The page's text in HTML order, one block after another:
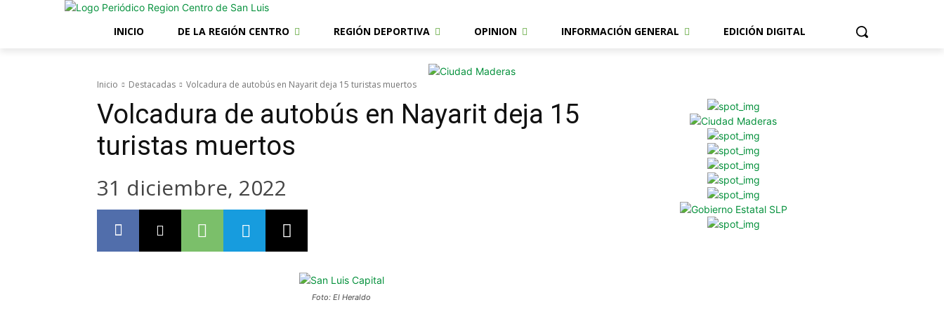
INICIO DE LA REGIÓN CENTRO REGIÓN DEPORTIVA OPINION INFORMACIÓN GENERAL EDICIÓN DIGITAL
Inicio Destacadas Volcadura de autobús en Nayarit deja 15 turistas muertos
Volcadura de autobús en Nayarit deja 15
turistas muertos
31 diciembre, 2022
Foto: El Heraldo